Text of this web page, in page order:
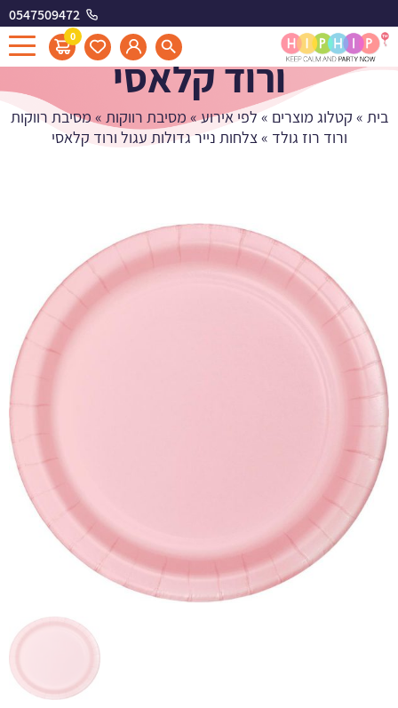
0547509472
0
צלחות נייר גדולות עגול
ורוד קלאסי
בית » קטלוג מוצרים » לפי אירוע» מסיבת רווקות »מסיבת רווקות
ורוד רוז גולד »צלחות נייר גדולות עגול ורוד קלאסי